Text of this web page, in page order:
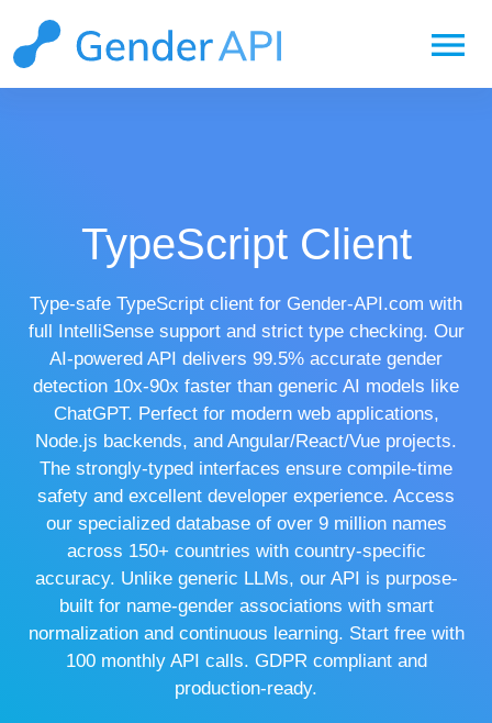
menu
TypeScript Client
Type-safe TypeScript client for Gender-API.com with
full IntelliSense support and strict type checking. Our
AI-powered API delivers 99.5% accurate gender
detection 10x-90x faster than generic AI models like
ChatGPT. Perfect for modern web applications,
Node.js backends, and Angular/React/Vue projects.
The strongly-typed interfaces ensure compile-time
safety and excellent developer experience. Access
our specialized database of over 9 million names
across 150+ countries with country-specific
accuracy. Unlike generic LLMs, our API is purpose-
built for name-gender associations with smart
normalization and continuous learning. Start free with
100 monthly API calls. GDPR compliant and
production-ready.